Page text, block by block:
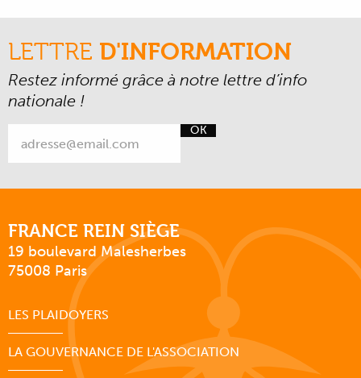
LETTRE D'INFORMATION
Restez informé grâce à notre lettre d’info
nationale !
OK
FRANCE REIN SIÈGE
19 boulevard Malesherbes
75008 Paris
LES PLAIDOYERS
LA GOUVERNANCE DE L'ASSOCIATION